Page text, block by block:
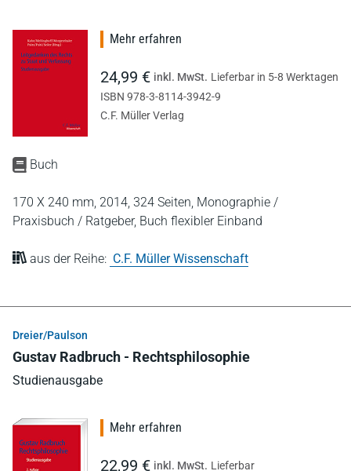
Buch
170 X 240 mm, 2014, 324 Seiten, Monographie /
Praxisbuch / Ratgeber, Buch flexibler Einband
aus der Reihe: C.F. Müller Wissenschaft
Mehr erfahren
24,99 € inkl. MwSt. Lieferbar in 5-8 Werktagen
ISBN 978-3-8114-3942-9
C.F. Müller Verlag
Dreier/Paulson
Gustav Radbruch - Rechtsphilosophie
Studienausgabe
Mehr erfahren
22,99 € inkl. MwSt. Lieferbar